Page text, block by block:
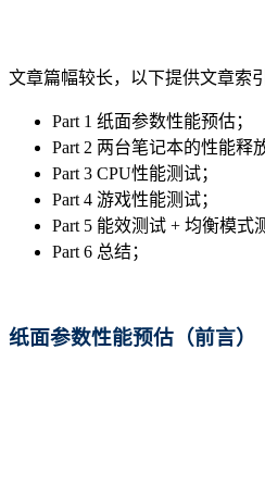
文章篇幅较长，以下提供文章索
Part 1 纸面参数性能预估；
Part 2 两台笔记本的性能释
Part 3 CPU性能测试；
Part 4 游戏性能测试；
Part 5 能效测试 + 均衡模式
Part 6 总结；
纸面参数性能预估（前言）